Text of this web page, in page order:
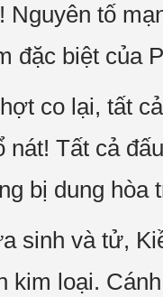
Nguyên tố
đặc biệt của
co lại, tất
Tất cả
bị dung
sinh và tử,
kim loại.